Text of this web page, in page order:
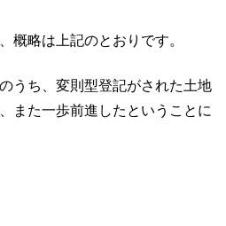
概略は上記のとおりです。
うち、変則型登記がされた土地
また一歩前進したということに